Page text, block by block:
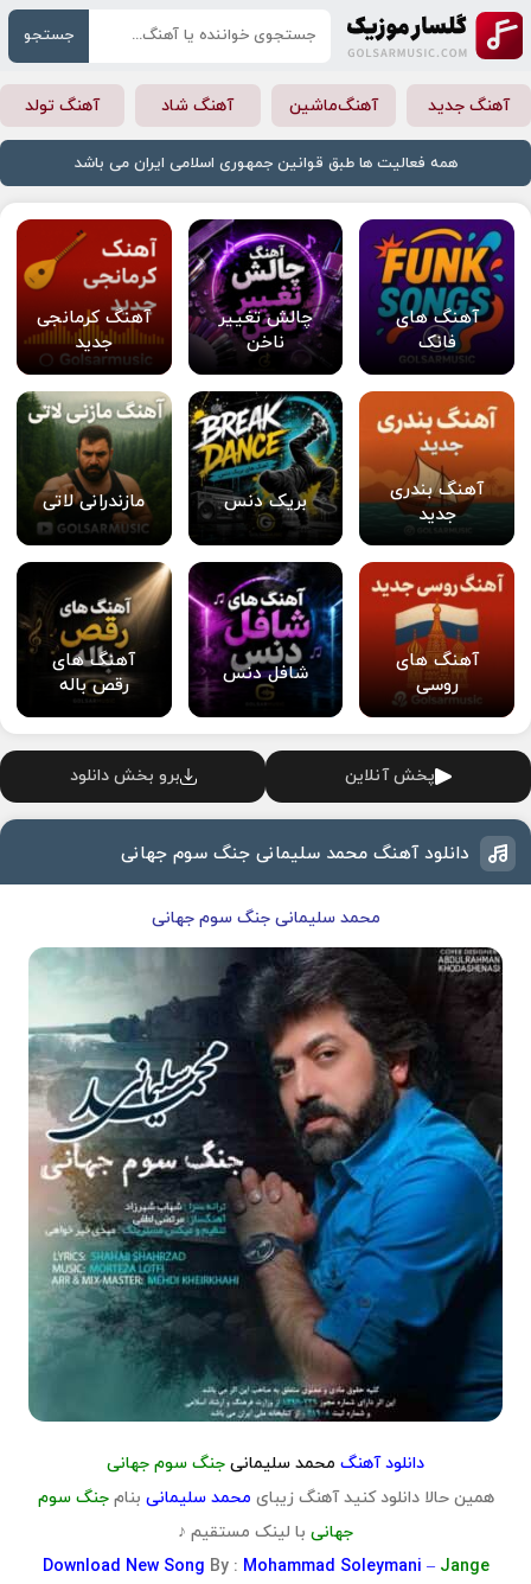
جستجو
آهنگ جدید آهنگ‌ماشین آهنگ شاد آهنگ تولد
همه فعالیت ها طبق قوانین جمهوری اسلامی ایران می باشد
آهنگ های
فانک
چالش تغییر
ناخن
آهنگ کرمانجی
جدید
آهنگ بندری
جدید
بریک دنس مازندرانی لاتی
آهنگ های
روسی
شافل دنس
آهنگ های
رقص باله
پخش آنلاین برو بخش دانلود
دانلود آهنگ محمد سلیمانی جنگ سوم جهانی
محمد سلیمانی جنگ سوم جهانی
دانلود آهنگ محمد سلیمانی جنگ سوم جهانی
همین حالا دانلود کنید آهنگ زیبای محمد سلیمانی بنام جنگ سوم
جهانی با لینک مستقیم ♪
Download New Song By : Mohammad Soleymani – Jange